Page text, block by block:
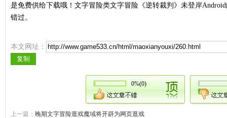
是免费供给下载哦！文字冒险类文字冒险《逆转裁判》未登岸
错过。
本文网址：
0%(0)
上一篇： 晚期文字冒险逛戏魔域将开辟为网页逛戏